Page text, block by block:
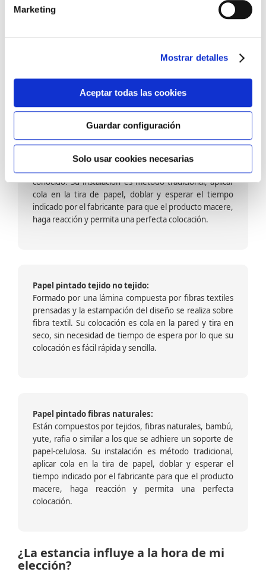
Marketing
Mostrar detalles
Aceptar todas las cookies
Guardar configuración
Solo usar cookies necesarias
barniz multiadherente en base agua. En zonas de
fuegos, se recomienda proteger con placas, silestone,
dado que el frotar en exceso dañaría el papel. Su
colocación es cola en la pared y tira en seco, sin
colocación es fácil rápida y sencilla.
Papel pintado calidad papel:
Formado por una capa de papel sobre un soporte de
conocido. Su instalación es método tradicional, aplicar
cola en la tira de papel, doblar y esperar el tiempo
indicado por el fabricante para que el producto macere,
haga reacción y permita una perfecta colocación.
Papel pintado tejido no tejido:
Formado por una lámina compuesta por fibras textiles
prensadas y la estampación del diseño se realiza sobre
fibra textil. Su colocación es cola en la pared y tira en
seco, sin necesidad de tiempo de espera por lo que su
colocación es fácil rápida y sencilla.
Papel pintado fibras naturales:
Están compuestos por tejidos, fibras naturales, bambú,
yute, rafia o similar a los que se adhiere un soporte de
papel-celulosa. Su instalación es método tradicional,
aplicar cola en la tira de papel, doblar y esperar el
tiempo indicado por el fabricante para que el producto
macere, haga reacción y permita una perfecta
colocación.
¿La estancia influye a la hora de mi
elección?